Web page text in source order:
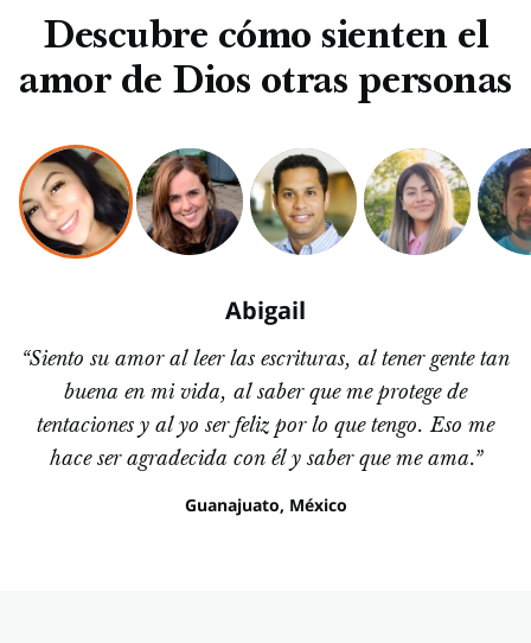
Descubre cómo sienten el
amor de Dios otras personas
Abigail
“Siento su amor al leer las escrituras, al tener gente tan
buena en mi vida, al saber que me protege de
tentaciones y al yo ser feliz por lo que tengo. Eso me
hace ser agradecida con él y saber que me ama.”
Guanajuato, México